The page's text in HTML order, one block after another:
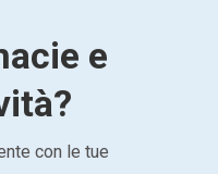
e
con le tue